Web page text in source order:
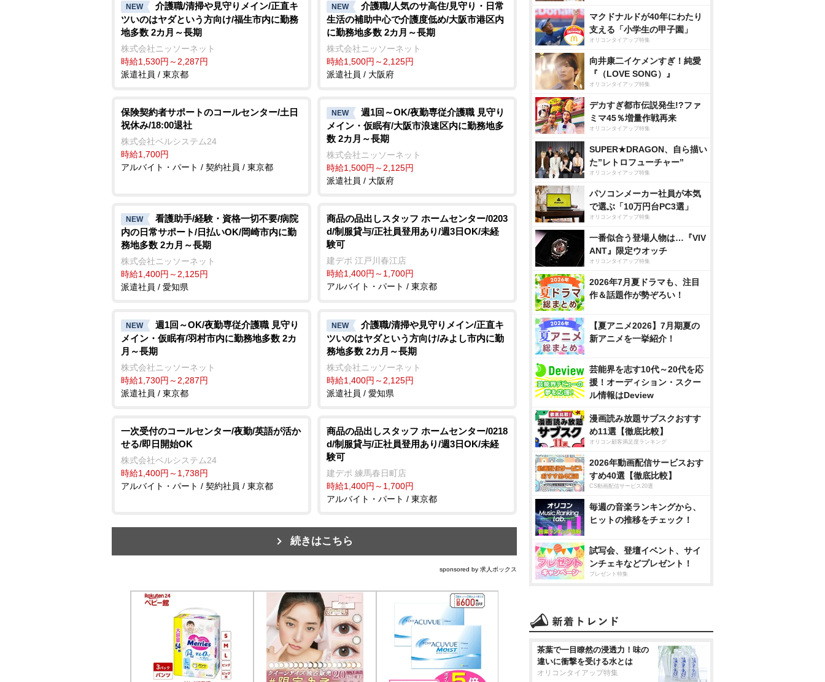
NEW
介護職/清掃や見守りメイン/正直キ
ツいのはヤダという方向け/福生市内に勤務
地多数 2カ月～長期
株式会社ニッソーネット
時給1,530円～2,287円
派遣社員 / 東京都
NEW
介護職/人気のサ高住/見守り・日常
生活の補助中心で介護度低め/大阪市港区内
に勤務地多数 2カ月～長期
株式会社ニッソーネット
時給1,500円～2,125円
派遣社員 / 大阪府
保険契約者サポートのコールセンター/土日
祝休み/18:00退社
株式会社ベルシステム24
時給1,700円
アルバイト・パート / 契約社員 / 東京都
NEW
週1回～OK/夜勤専従介護職 見守り
メイン・仮眠有/大阪市浪速区内に勤務地多
数 2カ月～長期
株式会社ニッソーネット
時給1,500円～2,125円
派遣社員 / 大阪府
NEW
看護助手/経験・資格一切不要/病院
内の日常サポート/日払いOK/岡崎市内に勤
務地多数 2カ月～長期
株式会社ニッソーネット
時給1,400円～2,125円
派遣社員 / 愛知県
商品の品出しスタッフ ホームセンター/0203
d/制服貸与/正社員登用あり/週3日OK/未経
験可
建デポ 江戸川春江店
時給1,400円～1,700円
アルバイト・パート / 東京都
NEW
週1回～OK/夜勤専従介護職 見守り
メイン・仮眠有/羽村市内に勤務地多数 2カ
月～長期
株式会社ニッソーネット
時給1,730円～2,287円
派遣社員 / 東京都
NEW
介護職/清掃や見守りメイン/正直キ
ツいのはヤダという方向け/みよし市内に勤
務地多数 2カ月～長期
株式会社ニッソーネット
時給1,400円～2,125円
派遣社員 / 愛知県
一次受付のコールセンター/夜勤/英語が活か
せる/即日開始OK
株式会社ベルシステム24
時給1,400円～1,738円
アルバイト・パート / 契約社員 / 東京都
商品の品出しスタッフ ホームセンター/0218
d/制服貸与/正社員登用あり/週3日OK/未経
験可
建デポ 練馬春日町店
時給1,400円～1,700円
アルバイト・パート / 東京都
続きはこちら
sponsored by 求人ボックス
マクドナルドが40年にわたり
支える「小学生の甲子園」
オリコンタイアップ特集
向井康二イケメンすぎ！純愛
『（LOVE SONG）』
オリコンタイアップ特集
デカすぎ都市伝説発生!?ファ
ミマ45％増量作戦再来
オリコンタイアップ特集
SUPER★DRAGON、自ら描い
た”レトロフューチャー”
オリコンタイアップ特集
パソコンメーカー社員が本気
で選ぶ「10万円台PC3選」
オリコンタイアップ特集
一番似合う登場人物は…『VIV
ANT』限定ウオッチ
オリコンタイアップ特集
2026年7月夏ドラマも、注目
作＆話題作が勢ぞろい！
【夏アニメ2026】7月期夏の
新アニメを一挙紹介！
芸能界を志す10代～20代を応
援！オーディション・スクー
ル情報はDeview
漫画読み放題サブスクおすす
め11選【徹底比較】
オリコン顧客満足度ランキング
2026年動画配信サービスおす
すめ40選【徹底比較】
CS動画配信サービス20選
毎週の音楽ランキングから、
ヒットの推移をチェック！
試写会、登壇イベント、サイ
ンチェキなどプレゼント！
プレゼント特集
茶葉で一目瞭然の浸透力！味の
違いに衝撃を受ける水とは
オリコンタイアップ特集